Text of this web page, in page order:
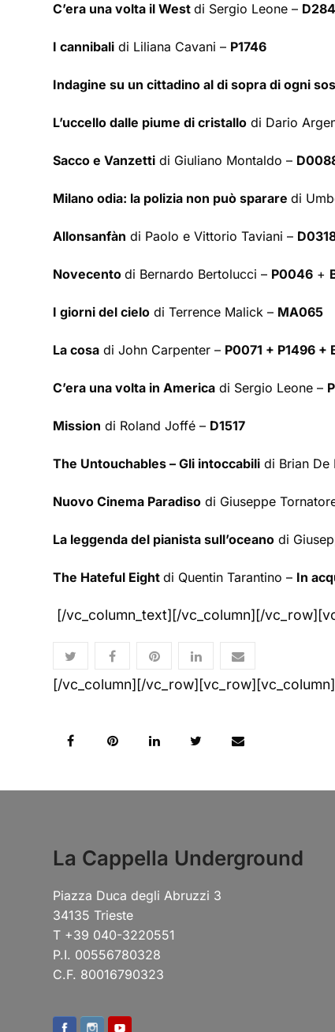
C’era una volta il Westdi Sergio Leone –
I cannibali di Liliana Cavani – P1746
Indagine su un cittadino al di sopra di ogni
L’uccello dalle piume di cristallo di Dario
Sacco e Vanzetti di Giuliano Montaldo –
Milano odia: la polizia non può spararedi
Allonsanfàn di Paolo e Vittorio Taviani –
Novecentodi Bernardo Bertolucci – P0046 +
I giorni del cielo di Terrence Malick – MA065
La cosa di John Carpenter – P0071 + P1496 +
C’era una volta in America di Sergio Leone –
Mission di Roland Joffé – D1517
The Untouchables – Gli intoccabili di Brian De
Nuovo Cinema Paradiso di Giuseppe
La leggenda del pianista sull’oceano di
The Hateful Eightdi Quentin Tarantino – In
[/vc_column_text][/vc_column][/
[/vc_column][/
La Cappella Underground
Piazza Duca degli Abruzzi 3
34135 Trieste
T +39 040-3220551
P.I. 00556780328
C.F. 80016790323